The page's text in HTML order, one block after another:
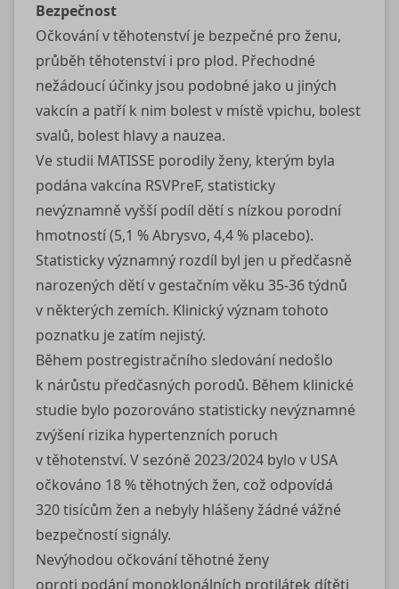
Bezpečnost
Očkování v těhotenství je bezpečné pro ženu,
průběh těhotenství i pro plod. Přechodné
nežádoucí účinky jsou podobné jako u jiných
vakcín a patří k nim bolest v místě vpichu, bolest
svalů, bolest hlavy a nauzea.
Ve studii MATISSE porodily ženy, kterým byla
podána vakcína RSVPreF, statisticky
nevýznamně vyšší podíl dětí s nízkou porodní
hmotností (5,1 % Abrysvo, 4,4 % placebo).
Statisticky významný rozdíl byl jen u předčasně
narozených dětí v gestačním věku 35‑36 týdnů
v některých zemích. Klinický význam tohoto
poznatku je zatím nejistý.
Během postregistračního sledování nedošlo
k nárůstu předčasných porodů. Během klinické
studie bylo pozorováno statisticky nevýznamné
zvýšení rizika hypertenzních poruch
v těhotenství. V sezóně 2023/2024 bylo v USA
očkováno 18 % těhotných žen, což odpovídá
320 tisícům žen a nebyly hlášeny žádné vážné
bezpečností signály.
Nevýhodou očkování těhotné ženy
oproti podání monoklonálních protilátek dítěti